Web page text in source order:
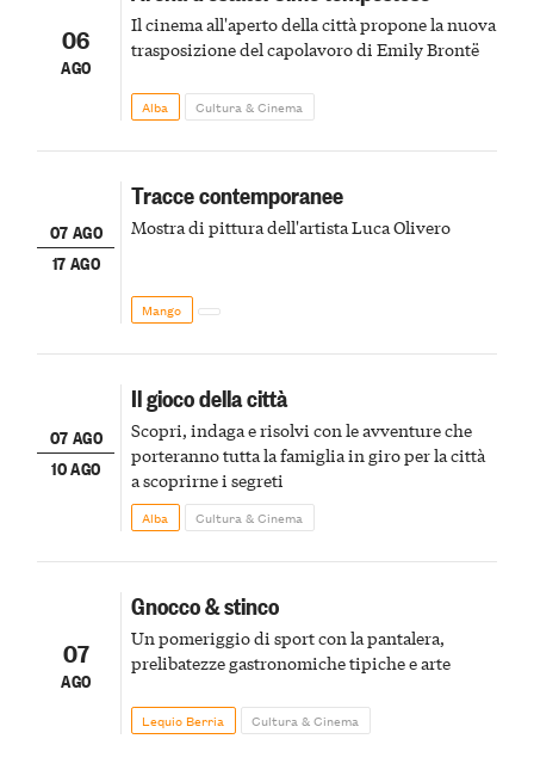
06
AGO
Il cinema all'aperto della città propone la nuova
trasposizione del capolavoro di Emily Brontë
Alba Cultura & Cinema
07 AGO
17 AGO
Tracce contemporanee
Mostra di pittura dell'artista Luca Olivero
Mango
07 AGO
10 AGO
Il gioco della città
Scopri, indaga e risolvi con le avventure che
porteranno tutta la famiglia in giro per la città
a scoprirne i segreti
Alba Cultura & Cinema
07
AGO
Gnocco & stinco
Un pomeriggio di sport con la pantalera,
prelibatezze gastronomiche tipiche e arte
Lequio Berria Cultura & Cinema